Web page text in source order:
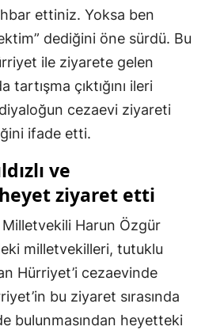
ettiniz. Yoksa ben
dediğini öne sürdü. Bu
ile ziyarete gelen
tartışma çıktığını ileri
cezaevi ziyareti
ifade etti.
ve
ziyaret etti
Harun Özgür
milletvekilleri, tutuklu
Hürriyet’i cezaevinde
bu ziyaret sırasında
bulunmasından heyetteki